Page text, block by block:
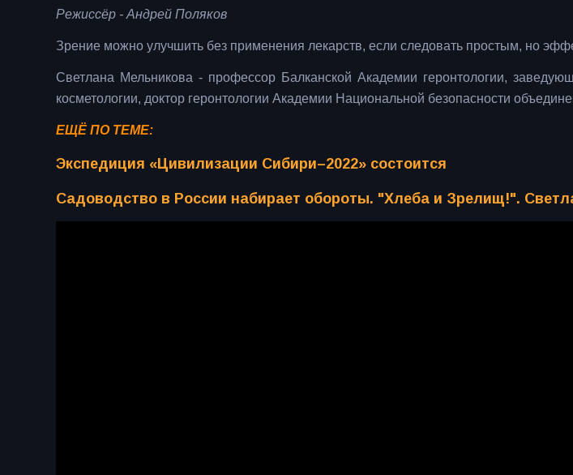
Режиссёр - Андрей Поляков
Зрение можно улучшить без применения лекарств, если следовать простым, но
Светлана Мельникова - профессор Балканской Академии геронтологии,
косметологии, доктор геронтологии Академии Национальной безопасности
ЕЩЁ ПО ТЕМЕ:
Экспедиция «Цивилизации Сибири–2022» состоится
Садоводство в России набирает обороты. "Хлеба и Зрелищ!".